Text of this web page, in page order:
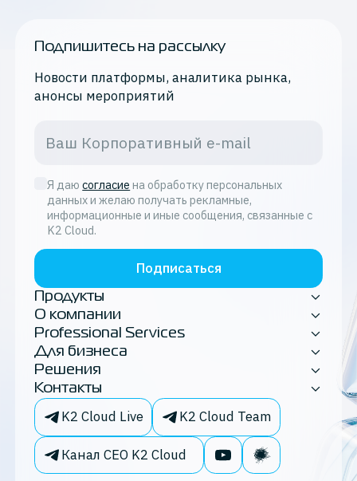
Подпишитесь на рассылку
Новости платформы, аналитика рынка,
анонсы мероприятий
Я даю согласие на обработку персональных
данных и желаю получать рекламные,
информационные и иные сообщения, связанные с
K2 Cloud.
Подписаться
Продукты
О компании
Professional Services
Для бизнеса
Решения
Контакты
K2 Cloud Live K2 Cloud Team
Канал CEO K2 Cloud